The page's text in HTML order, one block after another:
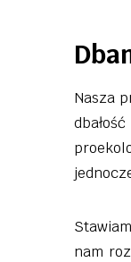
Nasza
nam